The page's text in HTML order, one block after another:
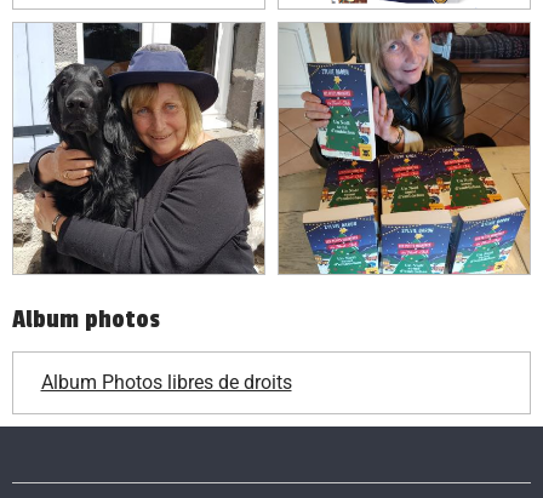
Album photos
Album Photos libres de droits